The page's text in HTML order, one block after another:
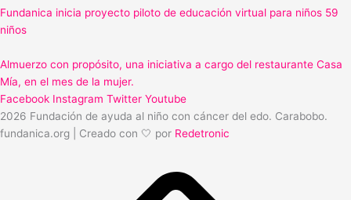
Fundanica inicia proyecto piloto de educación virtual para niños 59
niños
Almuerzo con propósito, una iniciativa a cargo del restaurante Casa
Mía, en el mes de la mujer.
Facebook Instagram Twitter Youtube
2026 Fundación de ayuda al niño con cáncer del edo. Carabobo.
fundanica.org | Creado con 🤍 por Redetronic